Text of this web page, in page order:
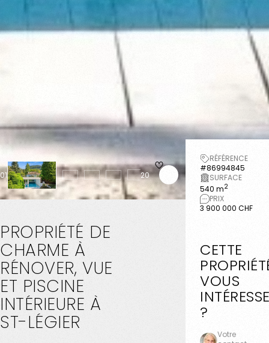
01 20
PROPRIÉTÉ DE
CHARME À
RÉNOVER, VUE
ET PISCINE
INTÉRIEURE À
ST-LÉGIER
RÉFÉRENCE
#86994845
SURFACE
540 m2
PRIX
3 900 000 CHF
CETTE
VOUS
?
Votre